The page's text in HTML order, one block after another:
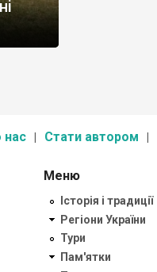
нас Стати автором
Меню
Історія і традиції
Регіони України
Тури
Пам'ятки